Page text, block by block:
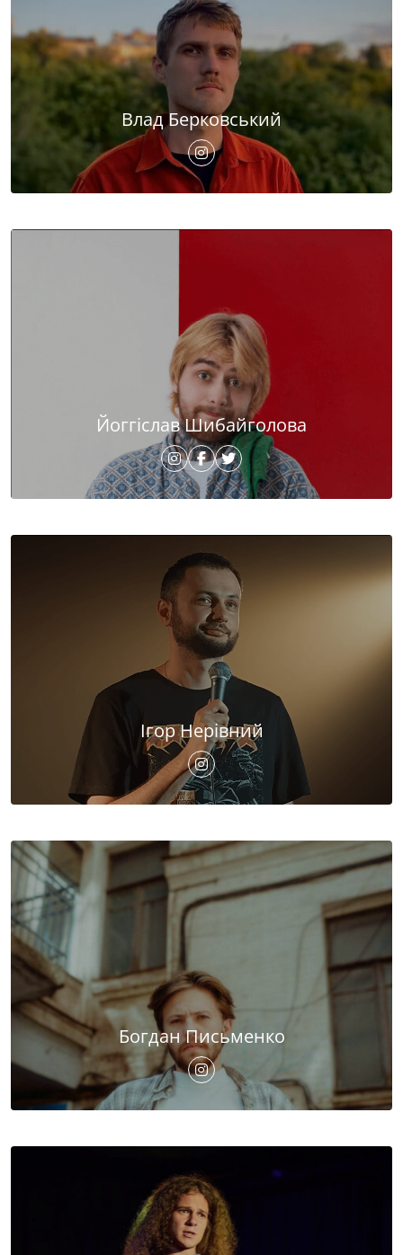
Влад Берковський
Йоггіслав Шибайголова
Ігор Нерівний
Богдан Письменко